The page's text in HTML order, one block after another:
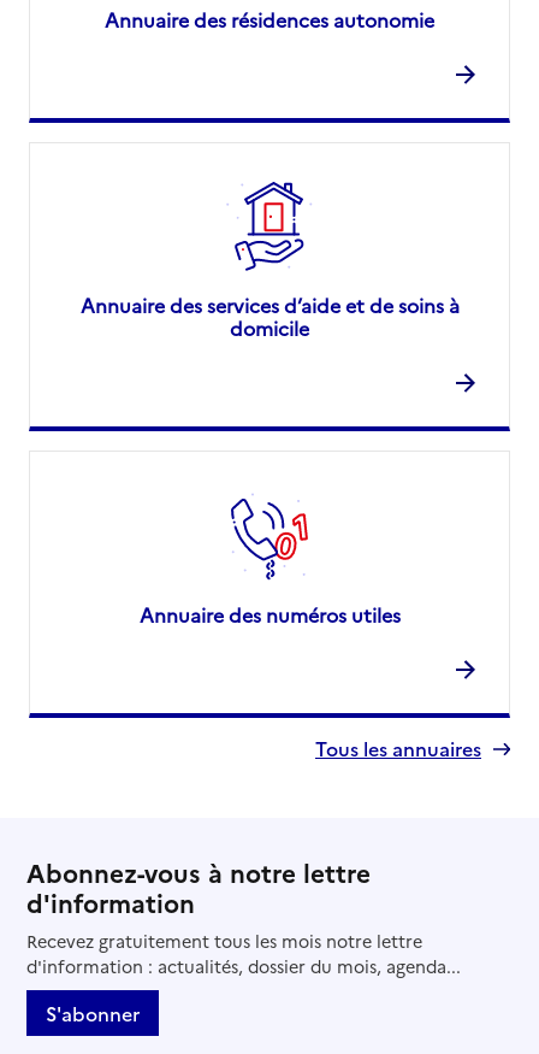
Annuaire des résidences autonomie
Annuaire des services d’aide et de soins à
domicile
Annuaire des numéros utiles
Tous les annuaires
Abonnez-vous à notre lettre
d'information
Recevez gratuitement tous les mois notre lettre
d'information : actualités, dossier du mois, agenda...
S'abonner